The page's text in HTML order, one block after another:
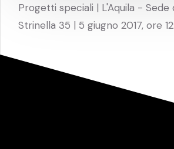
Progetti speciali | L'Aquila - Sede
Strinella 35 | 5 giugno 2017, ore